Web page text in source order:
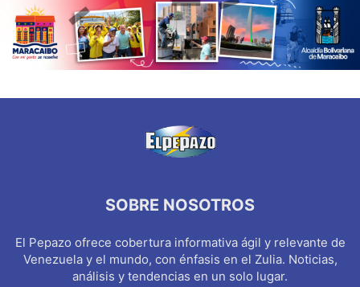
SOBRE NOSOTROS
El Pepazo ofrece cobertura informativa ágil y relevante de
Venezuela y el mundo, con énfasis en el Zulia. Noticias,
análisis y tendencias en un solo lugar.